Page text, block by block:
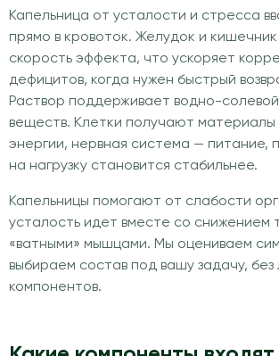
Капельница от усталости и стресса
прямо в кровоток. Желудок и
скорость эффекта, что ускоряет
дефицитов, когда нужен быстрый
Раствор поддерживает водно-
веществ. Клетки получают материалы
энергии, нервная система — питание,
на нагрузку становится стабильнее.
Капельницы помогают от слабости
усталость идет вместе со снижением
«ватными» мышцами. Мы оцениваем
выбираем состав под вашу задачу, без
компонентов.